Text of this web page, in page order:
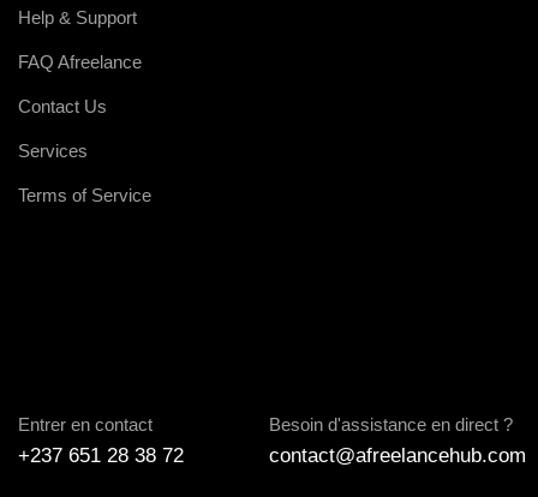
Help & Support
FAQ Afreelance
Contact Us
Services
Terms of Service
Entrer en contact
+237 651 28 38 72
Besoin d'assistance en direct ?
contact@afreelancehub.com